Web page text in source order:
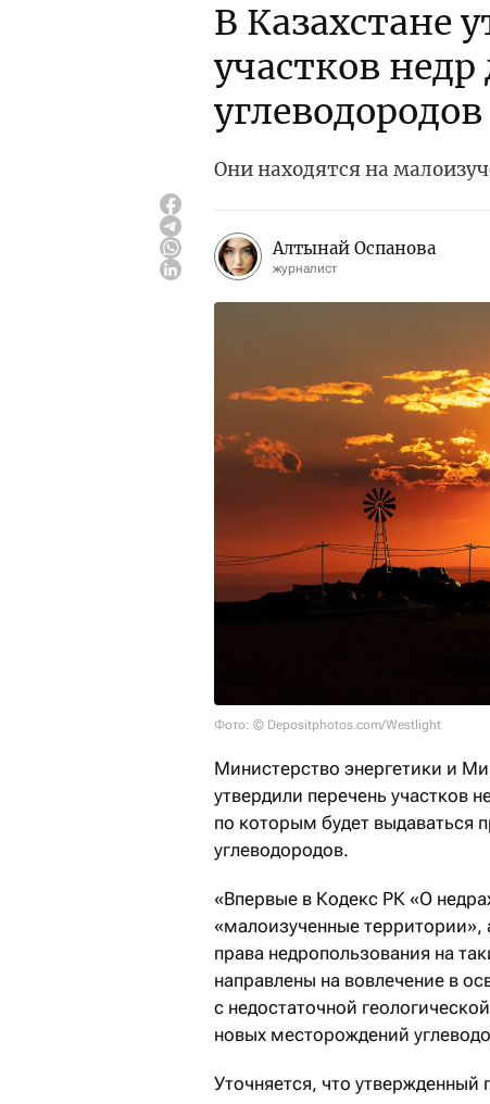
В Казахстане
участков
углеводородов
Они находятся на
Алтынай Оспанова
журналист
Фото: © Depositphotos.com/Westlight
Министерство энергетики и
утвердили перечень участков
по которым будет выдаваться
углеводородов.
«Впервые в Кодекс РК «О
«малоизученные территории»,
права недропользования на
направлены на вовлечение в
с недостаточной
новых месторождений
Уточняется, что